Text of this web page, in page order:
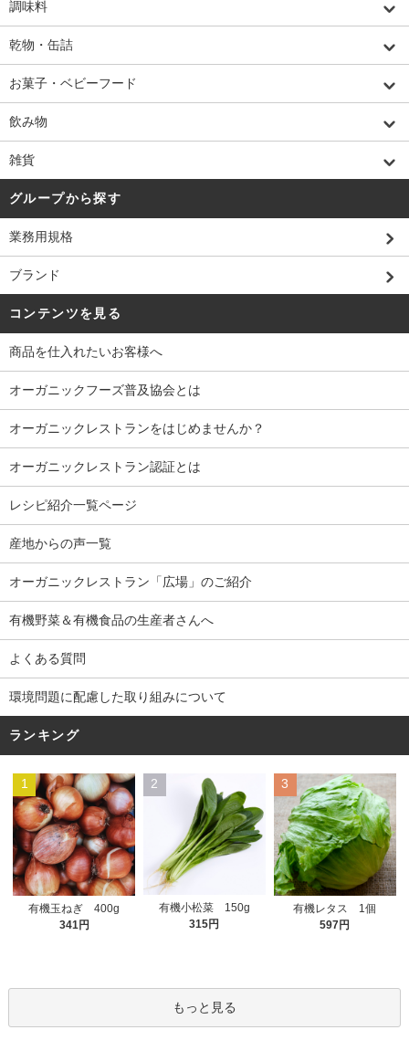
調味料
乾物・缶詰
お菓子・ベビーフード
飲み物
雑貨
グループから探す
業務用規格
ブランド
コンテンツを見る
商品を仕入れたいお客様へ
オーガニックフーズ普及協会とは
オーガニックレストランをはじめませんか？
オーガニックレストラン認証とは
レシピ紹介一覧ページ
産地からの声一覧
オーガニックレストラン「広場」のご紹介
有機野菜＆有機食品の生産者さんへ
よくある質問
環境問題に配慮した取り組みについて
ランキング
1
有機玉ねぎ 400g
341円
2
有機小松菜 150g
315円
3
有機レタス 1個
597円
もっと見る